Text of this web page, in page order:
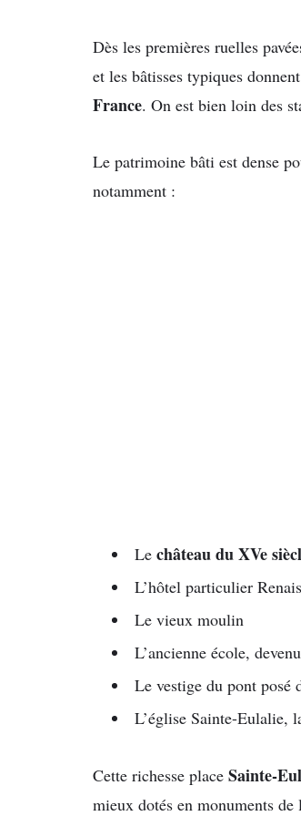
Dès les premières ruelles
et les bâtisses typiques
France. On est bien loin des
Le patrimoine bâti est dense
notamment :
Le château du XVe
L’hôtel particulier
Le vieux moulin
L’ancienne école,
Le vestige du pont posé
L’église Sainte-Eulalie,
Cette richesse place Sainte-
mieux dotés en monuments de